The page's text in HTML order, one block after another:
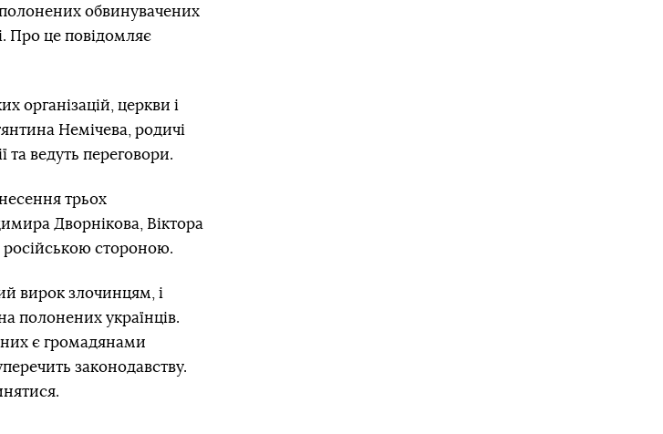
обвинувачених
Про це повідомляє
організацій, церкви і
Немічева, родичі
та ведуть переговори.
трьох
Дворнікова, Віктора
російською стороною.
вирок злочинцям, і
полонених українців.
є громадянами
законодавству.